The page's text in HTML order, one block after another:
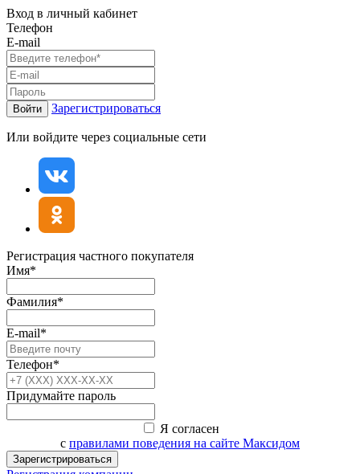
Вход в личный кабинет
Телефон
E-mail
Войти Зарегистрироваться
Или войдите через социальные сети
Регистрация частного покупателя
Имя*
Фамилия*
E-mail*
Телефон*
Придумайте пароль
Я согласен
с правилами поведения на сайте Максидом
Зарегистрироваться